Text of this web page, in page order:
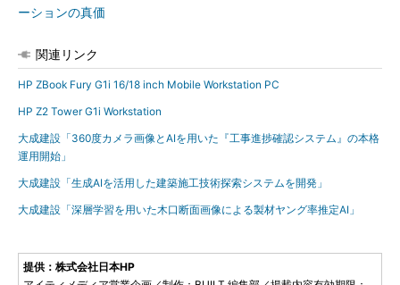
ーションの真価
関連リンク
HP ZBook Fury G1i 16/18 inch Mobile Workstation PC
HP Z2 Tower G1i Workstation
大成建設「360度カメラ画像とAIを用いた『工事進捗確認システム』の本格
運用開始」
大成建設「生成AIを活用した建築施工技術探索システムを開発」
大成建設「深層学習を用いた木口断面画像による製材ヤング率推定AI」
提供：株式会社日本HP